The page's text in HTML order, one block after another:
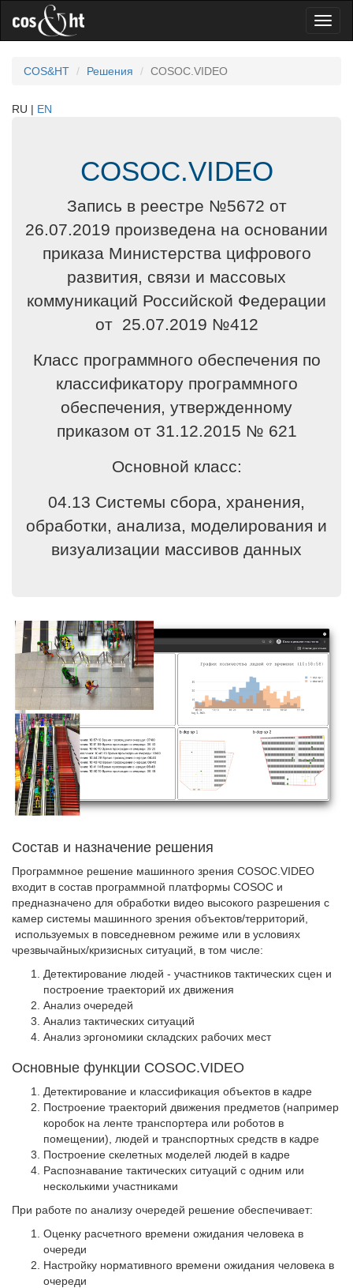
COS&HT Решения COSOC.VIDEO
RU EN
COSOC.VIDEO
Запись в реестре №5672 от
26.07.2019 произведена на основании
приказа Министерства цифрового
развития, связи и массовых
коммуникаций Российской Федерации
от 25.07.2019 №412
Класс программного обеспечения по
классификатору программного
обеспечения, утвержденному
приказом от 31.12.2015 № 621
Основной класс:
04.13 Системы сбора, хранения,
обработки, анализа, моделирования и
визуализации массивов данных
Состав и назначение решения
Программное решение машинного зрения COSOC.VIDEO
входит в состав программной платформы COSOC и
предназначено для обработки видео высокого разрешения с
камер системы машинного зрения объектов/территорий,
используемых в повседневном режиме или в условиях
чрезвычайных/кризисных ситуаций, в том числе:
Детектирование людей - участников тактических сцен и
построение траекторий их движения
Анализ очередей
Анализ тактических ситуаций
Анализ эргономики складских рабочих мест
Основные функции COSOC.VIDEO
Детектирование и классификация объектов в кадре
Построение траекторий движения предметов (например
коробок на ленте транспортера или роботов в
помещении), людей и транспортных средств в кадре
Построение скелетных моделей людей в кадре
Распознавание тактических ситуаций с одним или
несколькими участниками
При работе по анализу очередей решение обеспечивает:
Оценку расчетного времени ожидания человека в
очереди
Настройку нормативного времени ожидания человека в
очереди